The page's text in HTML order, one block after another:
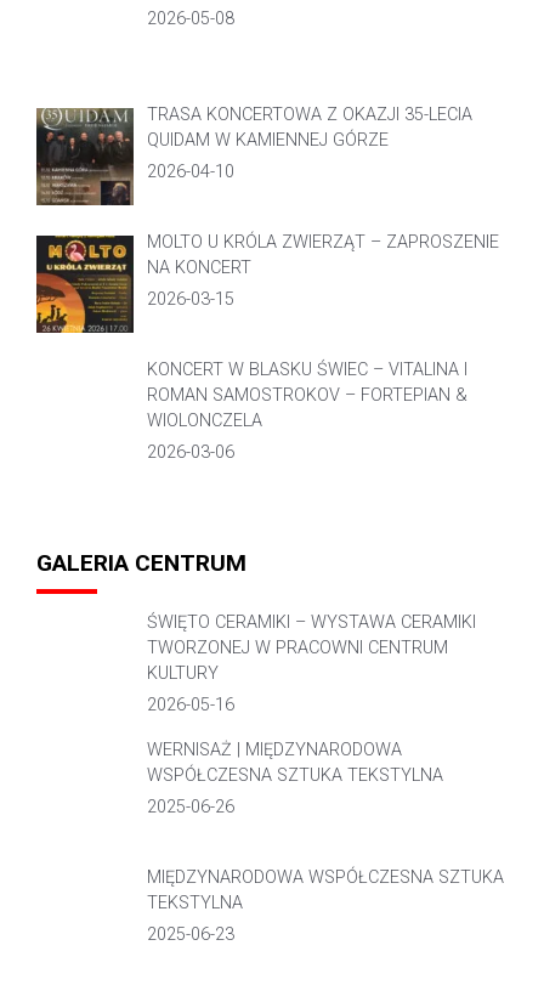
2026-05-08
TRASA KONCERTOWA Z OKAZJI 35-LECIA
QUIDAM W KAMIENNEJ GÓRZE
2026-04-10
MOLTO U KRÓLA ZWIERZĄT – ZAPROSZENIE
NA KONCERT
2026-03-15
KONCERT W BLASKU ŚWIEC – VITALINA I
ROMAN SAMOSTROKOV – FORTEPIAN &
WIOLONCZELA
2026-03-06
GALERIA CENTRUM
ŚWIĘTO CERAMIKI – WYSTAWA CERAMIKI
TWORZONEJ W PRACOWNI CENTRUM
KULTURY
2026-05-16
WERNISAŻ | MIĘDZYNARODOWA
WSPÓŁCZESNA SZTUKA TEKSTYLNA
2025-06-26
MIĘDZYNARODOWA WSPÓŁCZESNA SZTUKA
TEKSTYLNA
2025-06-23